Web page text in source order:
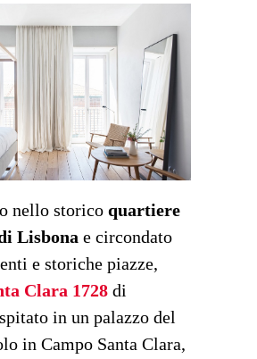
nello storico quartiere
Lisbona e circondato
e storiche piazze,
Clara 1728 di
in un palazzo del
in Campo Santa Clara,